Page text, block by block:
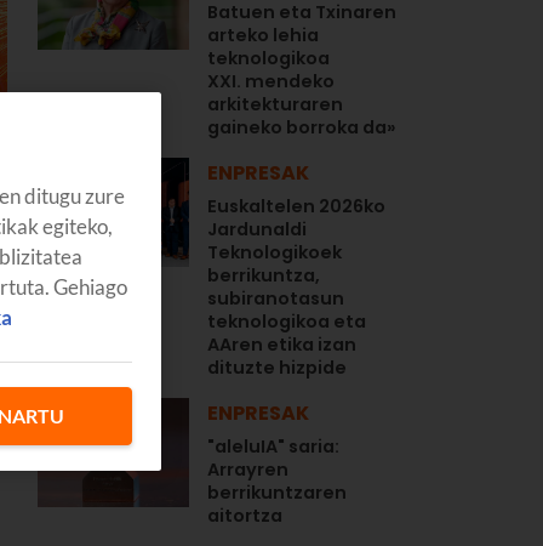
Batuen eta Txinaren
arteko lehia
teknologikoa
XXI. mendeko
arkitekturaren
gaineko borroka da»
ENPRESAK
Euskaltelen 2026ko
Jardunaldi
Teknologikoek
berrikuntza,
subiranotasun
teknologikoa eta
AAren etika izan
dituzte hizpide
ENPRESAK
"aleluIA" saria:
Arrayren
berrikuntzaren
aitortza
ditugu zure
egiteko,
Gehiago